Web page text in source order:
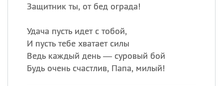
Защитник ты, от бед ограда!
Удача пусть идет с тобой,
И пусть тебе хватает силы
Ведь каждый день — суровый бой
Будь очень счастлив, Папа, милый!
ИМЕНА
Сегодня празднуют именины
Герман,Иван,